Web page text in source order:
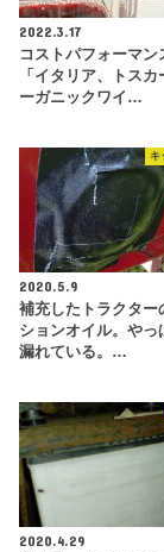
2022.3.17
コストパフォーマン
「イタリア、トス
ーガニックワイ…
キ
2020.5.9
補充したトラクター
ションオイル。やっ
漏れている。…
2020.4.29